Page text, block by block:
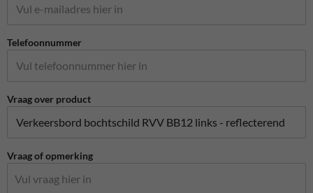
Telefoonnummer
Vraag over product
Vraag of opmerking